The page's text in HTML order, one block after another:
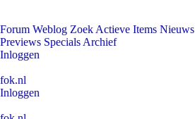
Forum Weblog Zoek Actieve Items Nieuws
Previews Specials Archief
Inloggen
fok.nl
Inloggen